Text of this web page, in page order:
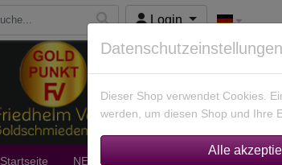
Login
Startseite NEU im Shop 925
Datenschutzeinstellungen
Dieser Shop verwendet Cookies.
werden, um diesen Shop und Ihre